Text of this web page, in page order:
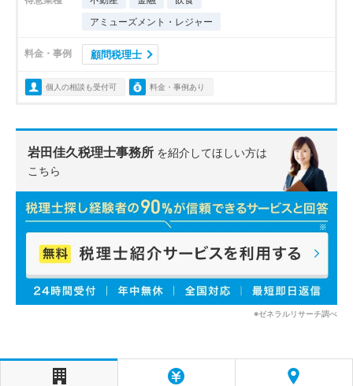
アミューズメント・レジャー
料金・事例 顧問税理士
個人の相談も受付可 料金・事例あり
岩田佳久税理士事務所 を紹介してほしい方は
こちら
※ゼネラルリサーチ調べ